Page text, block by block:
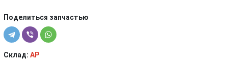
Поделиться запчастью
Склад: AP